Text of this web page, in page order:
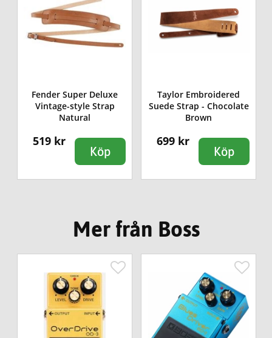
Fender Super Deluxe
Vintage-style Strap
Natural
519 kr
Köp
Taylor Embroidered
Suede Strap - Chocolate
Brown
699 kr
Köp
Mer från Boss